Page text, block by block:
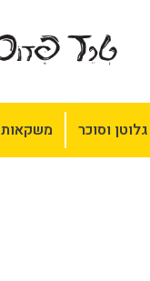
וסוכר משקאות